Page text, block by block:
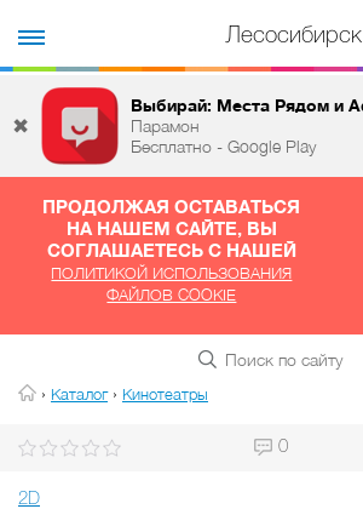
✖
Парамон
Бесплатно - Google Play
ПРОДОЛЖАЯ ОСТАВАТЬСЯ
НА НАШЕМ САЙТЕ, ВЫ
СОГЛАШАЕТЕСЬ С НАШЕЙ
ПОЛИТИКОЙ ИСПОЛЬЗОВАНИЯ
ФАЙЛОВ COOKIE
Лесосибирск
› Каталог› Кинотеатры
0
2D